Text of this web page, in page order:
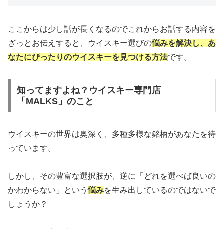
ここからは少し話が長くなるのでこれからお話する内容を
ざっとお伝えすると、ウイスキー選びの悩みを解決し、あ
なたにぴったりのウイスキーを見つける方法です。
知ってますよね？ウイスキー専門店
「MALKS」のこと
ウイスキーの世界は奥深く、多種多様な銘柄があなたを待
っています。
しかし、その豊富な選択肢が、逆に「どれを選べば良いの
かわからない」という悩みを生み出しているのではないで
しょうか？